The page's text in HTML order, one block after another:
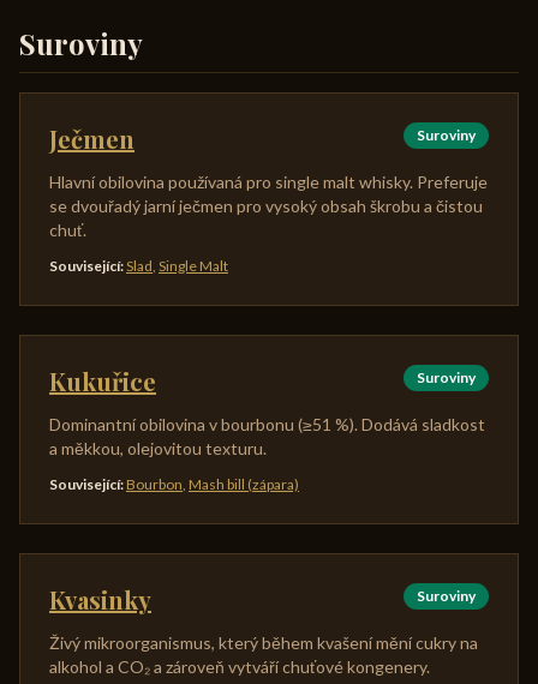
Suroviny
Ječmen Suroviny
Hlavní obilovina používaná pro single malt whisky. Preferuje
se dvouřadý jarní ječmen pro vysoký obsah škrobu a čistou
chuť.
Související:Slad, Single Malt
Kukuřice Suroviny
Dominantní obilovina v bourbonu (≥51 %). Dodává sladkost
a měkkou, olejovitou texturu.
Související: Bourbon, Mash bill (zápara)
Kvasinky Suroviny
Živý mikroorganismus, který během kvašení mění cukry na
alkohol a CO₂ a zároveň vytváří chuťové kongenery.